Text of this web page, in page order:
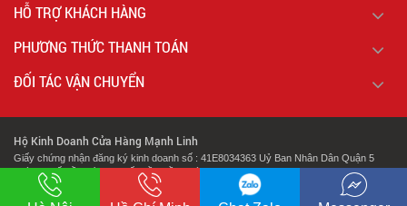
HỖ TRỢ KHÁCH HÀNG
PHƯƠNG THỨC THANH TOÁN
ĐỐI TÁC VẬN CHUYỂN
Hộ Kinh Doanh Cửa Hàng Mạnh Linh
Giấy chứng nhận đăng ký kinh doanh số : 41E8034363 Uỷ Ban Nhân Dân Quận 5
Thành Phố Hồ Chí Minh Cấp Lần Đầu Ngày : 07/02/2018.
Địa chỉ: 127 Cao Đạt Phường 1 Quận 5 Thành Phố Hồ Chí Minh